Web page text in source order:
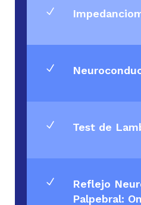
N
N
N Test de
N
Reflejo
Palpebral: